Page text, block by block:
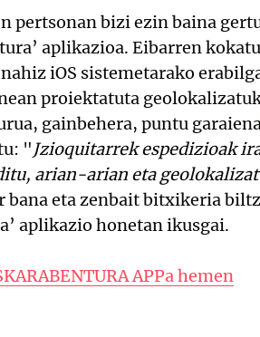
pertsonan bizi ezin baina
aplikazioa. Eibarren
iOS sistemetarako
proiektatuta
gainbehera, puntu
"Jzioquitarrek espedizioak
arian-arian eta
bana eta zenbait bitxikeria
aplikazio honetan ikusgai.
APPa hemen